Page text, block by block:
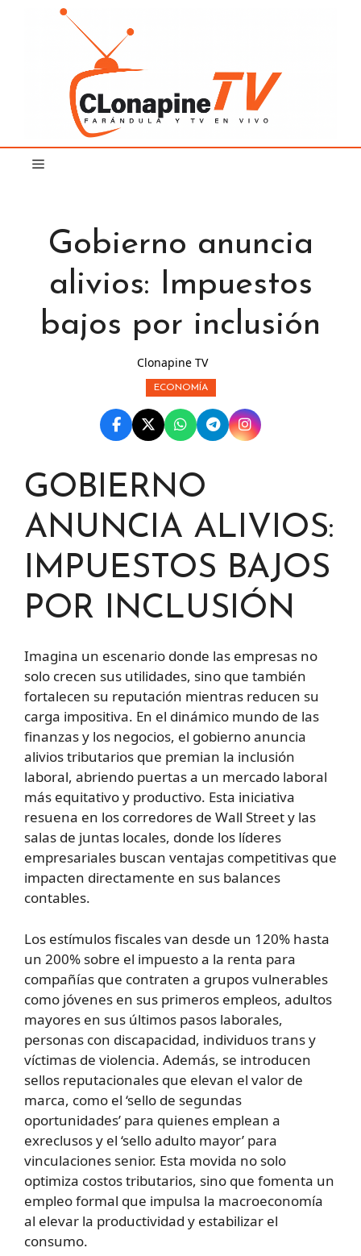
Gobierno anuncia
alivios: Impuestos
bajos por inclusión
Clonapine TV
ECONOMÍA
GOBIERNO
ANUNCIA ALIVIOS:
IMPUESTOS BAJOS
POR INCLUSIÓN
Imagina un escenario donde las empresas no
solo crecen sus utilidades, sino que también
fortalecen su reputación mientras reducen su
carga impositiva. En el dinámico mundo de las
finanzas y los negocios, el gobierno anuncia
alivios tributarios que premian la inclusión
laboral, abriendo puertas a un mercado laboral
más equitativo y productivo. Esta iniciativa
resuena en los corredores de Wall Street y las
salas de juntas locales, donde los líderes
empresariales buscan ventajas competitivas que
impacten directamente en sus balances
contables.
Los estímulos fiscales van desde un 120% hasta
un 200% sobre el impuesto a la renta para
compañías que contraten a grupos vulnerables
como jóvenes en sus primeros empleos, adultos
mayores en sus últimos pasos laborales,
personas con discapacidad, individuos trans y
víctimas de violencia. Además, se introducen
sellos reputacionales que elevan el valor de
marca, como el ‘sello de segundas
oportunidades’ para quienes emplean a
exreclusos y el ‘sello adulto mayor’ para
vinculaciones senior. Esta movida no solo
optimiza costos tributarios, sino que fomenta un
empleo formal que impulsa la macroeconomía
al elevar la productividad y estabilizar el
consumo.